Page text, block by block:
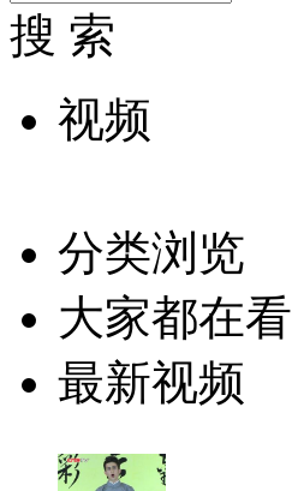
搜 索
视频
分类浏览
大家都在看
最新视频